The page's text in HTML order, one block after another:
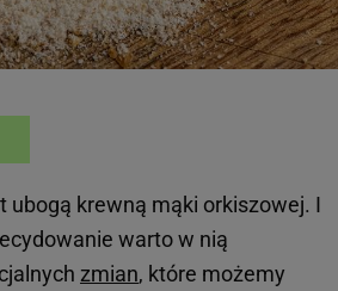
ubogą krewną mąki orkiszowej. I
warto w nią
zmian, które możemy